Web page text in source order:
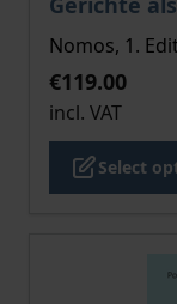
Nomos, 1.
€119.00
incl. VAT
Select